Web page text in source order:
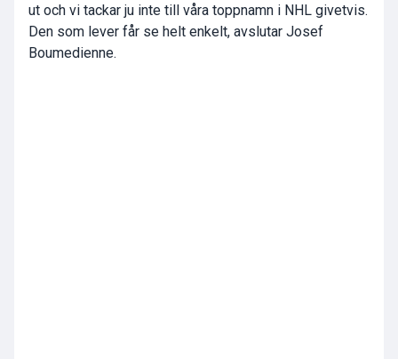
ut och vi tackar ju inte till våra toppnamn i NHL givetvis.
Den som lever får se helt enkelt, avslutar Josef
Boumedienne.